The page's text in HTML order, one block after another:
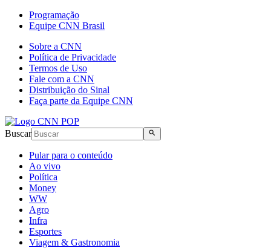
Programação
Equipe CNN Brasil
Sobre a CNN
Política de Privacidade
Termos de Uso
Fale com a CNN
Distribuição do Sinal
Faça parte da Equipe CNN
Buscar
Pular para o conteúdo
Ao vivo
Política
Money
WW
Agro
Infra
Esportes
Viagem & Gastronomia